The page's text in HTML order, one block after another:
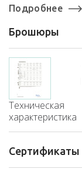
Подробнее
Брошюры
Техническая
характеристика
Сертификаты